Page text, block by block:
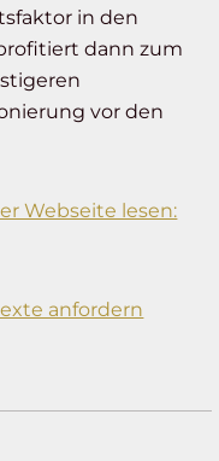
in den
dann zum
vor den
Webseite lesen:
anfordern